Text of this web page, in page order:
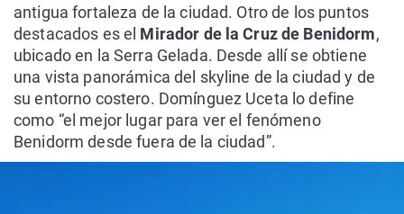
antigua fortaleza de la ciudad. Otro de los puntos
destacados es el Mirador de la Cruz de Benidorm,
ubicado en la Serra Gelada. Desde allí se obtiene
una vista panorámica del skyline de la ciudad y de
su entorno costero. Domínguez Uceta lo define
como “el mejor lugar para ver el fenómeno
Benidorm desde fuera de la ciudad”.